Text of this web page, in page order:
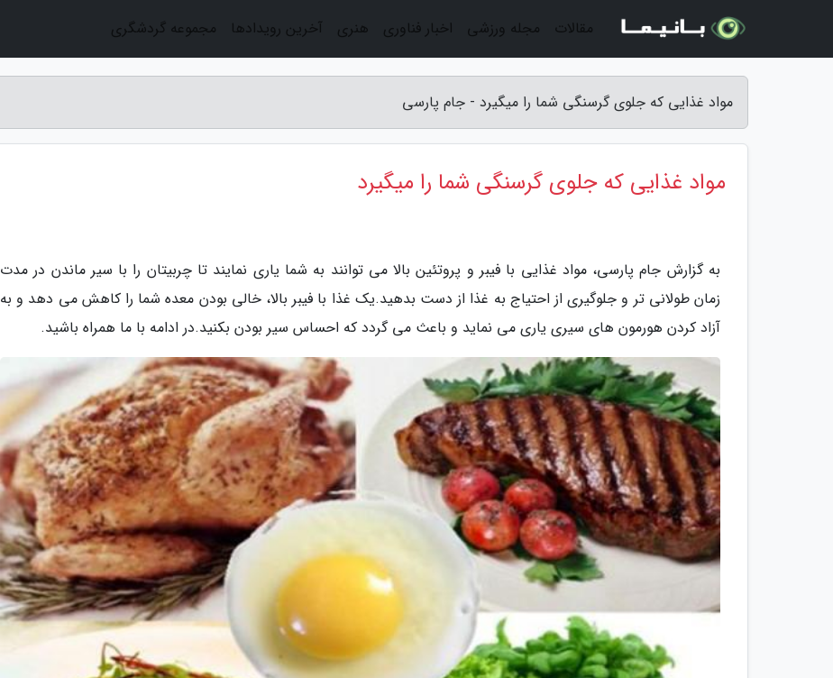
مواد غذایی که جلوی گرسنگی شما را میگیرد - جام پارسی
مواد غذایی که جلوی گرسنگی شما را میگیرد
به گزارش جام پارسی، مواد غذایی با فیبر و پروتئین بالا می توانند به شما یاری نمایند تا چربیتان را با سیر ماندن در مدت
زمان طولانی تر و جلوگیری از احتیاج به غذا از دست بدهید.یک غذا با فیبر بالا، خالی بودن معده شما را کاهش می دهد و به
آزاد کردن هورمون های سیری یاری می نماید و باعث می گردد که احساس سیر بودن بکنید.در ادامه با ما همراه باشید.
مقالات مجله ورزشی اخبار فناوری هنری آخرین رویدادها مجموعه گردشگری